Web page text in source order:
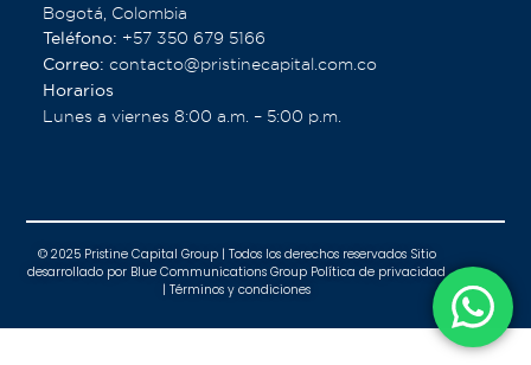
Bogotá, Colombia
Teléfono: +57 350 679 5166
Correo: contacto@pristinecapital.com.co
Horarios
Lunes a viernes 8:00 a.m. – 5:00 p.m.
© 2025 Pristine Capital Group | Todos los derechos reservados Sitio
desarrollado por Blue Communications Group Política de privacidad
| Términos y condiciones